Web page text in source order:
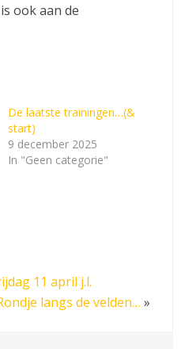
ook aan de
De laatste trainingen…(&
start)
9 december 2025
In "Geen categorie"
11 april j.l.
langs de velden… »